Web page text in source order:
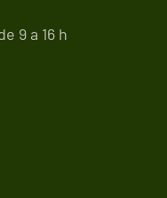
9 a 16 h